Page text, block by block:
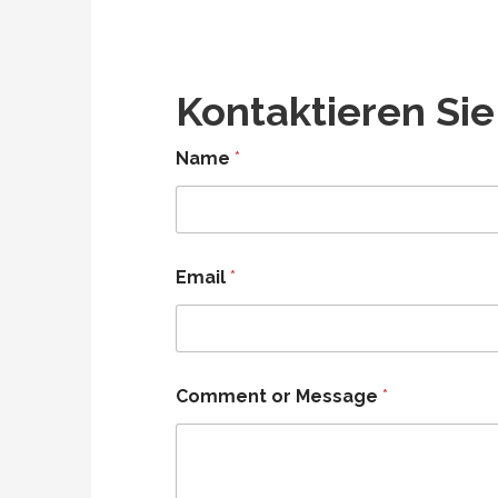
Kontaktieren
Name *
Email *
*
*
Comment or Message *